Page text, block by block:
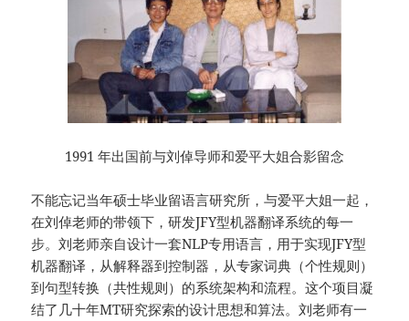
1991 年出国前与刘倬导师和爱平大姐合影留念
不能忘记当年硕士毕业留语言研究所，与爱平大姐一起，
在刘倬老师的带领下，研发JFY型机器翻译系统的每一
步。刘老师亲自设计一套NLP专用语言，用于实现JFY型
机器翻译，从解释器到控制器，从专家词典（个性规则）
到句型转换（共性规则）的系统架构和流程。这个项目凝
结了几十年MT研究探索的设计思想和算法。刘老师有一